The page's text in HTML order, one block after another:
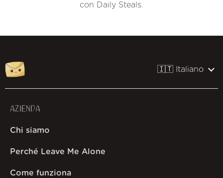
con Daily Steals.
🇮🇹 Italiano
AZIENDA
Chi siamo
Perché Leave Me Alone
Come funziona